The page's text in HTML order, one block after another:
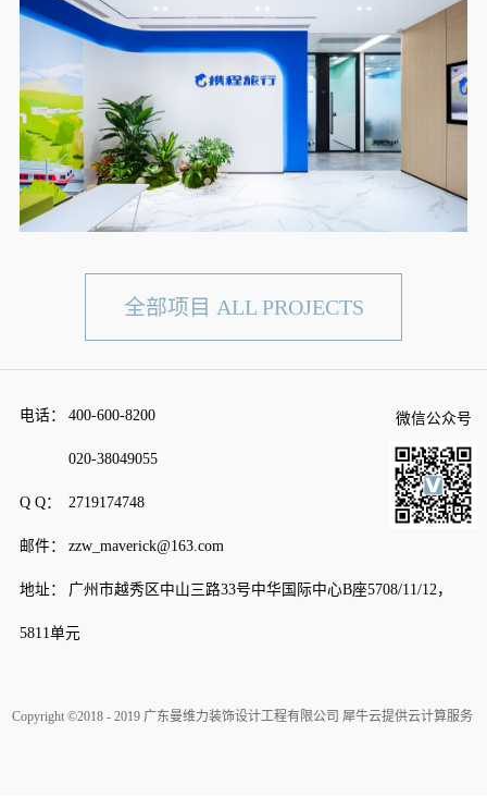
全部项目 ALL PROJECTS
电话： 400-600-8200
020-38049055
Q Q： 2719174748
邮件： zzw_maverick@163.com
地址： 广州市越秀区中山三路33号中华国际中心B座5708/11/12，
5811单元
微信公众号
Copyright ©2018 - 2019 广东曼维力装饰设计工程有限公司 犀牛云提供云计算服务